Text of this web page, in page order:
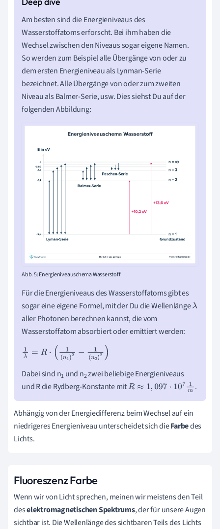
Am besten sind die Energieniveaus des
Wasserstoffatoms erforscht. Bei ihm haben die
Wechsel zwischen den Niveaus sogar eigene Namen.
So werden zum Beispiel alle Übergänge von oder zu
dem ersten Energieniveau als Lynman-Serie
bezeichnet. Alle Übergänge von oder zum zweiten
Niveau als Balmer-Serie, usw. Dies siehst Du auf der
folgenden Abbildung:
Abb. 5: Energieniveauschema Wasserstoff
Für die Energieniveaus des Wasserstoffatoms gibt es
sogar eine eigene Formel, mit der Du die Wellenlängeλ
aller Photonen berechnen kannst, die vom
Wasserstoffatom absorbiert oder emittiert werden:
1λ =R· 1n 1 2- 1n22
Dabei sind n1 und n2zwei beliebige Energieniveaus
und R die Rydberg-Konstante mitR≈ 1,097 ·1071m .
Abhängig von der Energiedifferenz beim Wechsel auf ein
niedrigeres Energieniveau unterscheidet sich dieFarbedes
Lichts.
Fluoreszenz Farbe
Wenn wir von Licht sprechen, meinen wir meistens den Teil
deselektromagnetischen Spektrums, der für unsere Augen
sichtbar ist. Die Wellenlänge des sichtbaren Teils des Lichts